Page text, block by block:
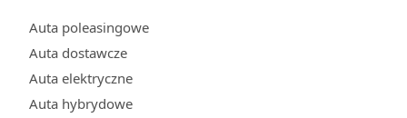
Auta poleasingowe
Auta dostawcze
Auta elektryczne
Auta hybrydowe